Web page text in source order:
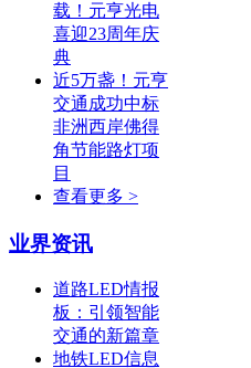
载！元亨光电
喜迎23周年庆
典
近5万盏！元亨
交通成功中标
非洲西岸佛得
角节能路灯项
目
查看更多 >
业界资讯
道路LED情报
板：引领智能
交通的新篇章
地铁LED信息